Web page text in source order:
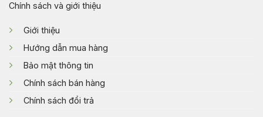
Chính sách và giới thiệu
Giới thiệu
Hướng dẫn mua hàng
Bảo mật thông tin
Chính sách bán hàng
Chính sách đổi trả